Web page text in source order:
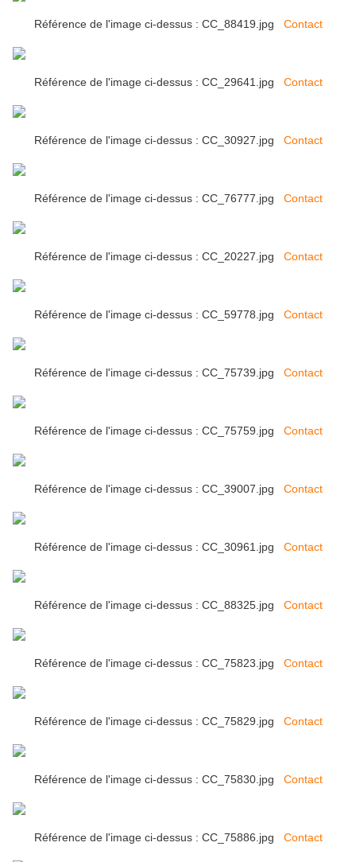
Référence de l'image ci-dessus : CC_88419.jpg Contact
Référence de l'image ci-dessus : CC_29641.jpg Contact
Référence de l'image ci-dessus : CC_30927.jpg Contact
Référence de l'image ci-dessus : CC_76777.jpg Contact
Référence de l'image ci-dessus : CC_20227.jpg Contact
Référence de l'image ci-dessus : CC_59778.jpg Contact
Référence de l'image ci-dessus : CC_75739.jpg Contact
Référence de l'image ci-dessus : CC_75759.jpg Contact
Référence de l'image ci-dessus : CC_39007.jpg Contact
Référence de l'image ci-dessus : CC_30961.jpg Contact
Référence de l'image ci-dessus : CC_88325.jpg Contact
Référence de l'image ci-dessus : CC_75823.jpg Contact
Référence de l'image ci-dessus : CC_75829.jpg Contact
Référence de l'image ci-dessus : CC_75830.jpg Contact
Référence de l'image ci-dessus : CC_75886.jpg Contact